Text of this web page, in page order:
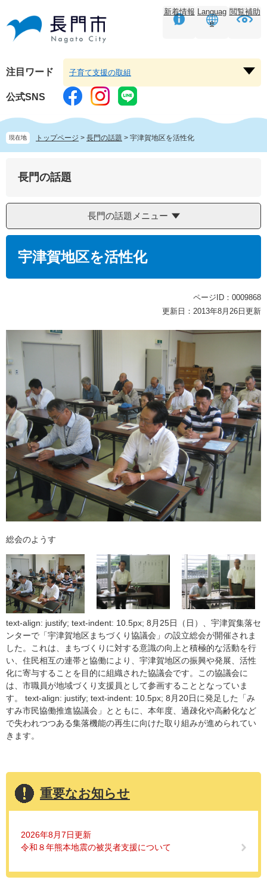
頭
す。
飛
し
本
文
へ
新着情報 Languag
e
閲覧補助
注目ワード
ー
子育て支援の取組
公式SNS
現在地 トップページ > 長門の話題 > 宇津賀地区を活性化
長門の話題
長門の話題メニュー
宇津賀地区を活性化
ページID：0009868
更新日：2013年8月26日更新
総会のようす
text-align: justify; text-indent: 10.5px; 8月25日（日）、宇津賀集落セ
ンターで「宇津賀地区まちづくり協議会」の設立総会が開催されま
した。これは、まちづくりに対する意識の向上と積極的な活動を行
い、住民相互の連帯と協働により、宇津賀地区の振興や発展、活性
化に寄与することを目的に組織された協議会です。この協議会に
は、市職員が地域づくり支援員として参画することとなっていま
す。 text-align: justify; text-indent: 10.5px; 8月20日に発足した「み
すみ市民協働推進協議会」とともに、本年度、過疎化や高齢化など
で失われつつある集落機能の再生に向けた取り組みが進められてい
きます。
重要なお知らせ
2026年8月7日更新
令和８年熊本地震の被災者支援について